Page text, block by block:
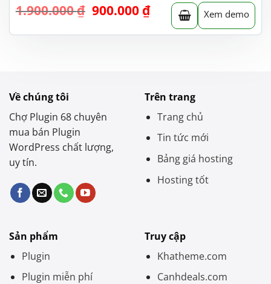
1.900.000₫ Giá
là:
900.000 ₫Giá
hiện
tại
Xem demo
Về chúng tôi
Chợ Plugin 68 chuyên
mua bán Plugin
WordPress chất lượng,
uy tín.
Trên trang
Trang chủ
Tin tức mới
Bảng giá hosting
Hosting tốt
Sản phẩm
Plugin
Plugin miễn phí
Truy cập
Khatheme.com
Canhdeals.com